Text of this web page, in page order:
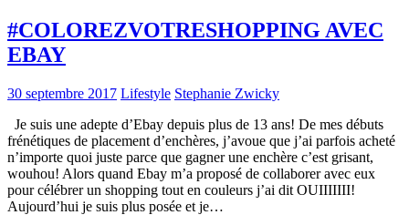
#COLOREZVOTRESHOPPING AVEC
EBAY
30 septembre 2017 Lifestyle Stephanie Zwicky
Je suis une adepte d’Ebay depuis plus de 13 ans! De mes débuts
frénétiques de placement d’enchères, j’avoue que j’ai parfois acheté
n’importe quoi juste parce que gagner une enchère c’est grisant,
wouhou! Alors quand Ebay m’a proposé de collaborer avec eux
pour célébrer un shopping tout en couleurs j’ai dit OUIIIIIII!
Aujourd’hui je suis plus posée et je…